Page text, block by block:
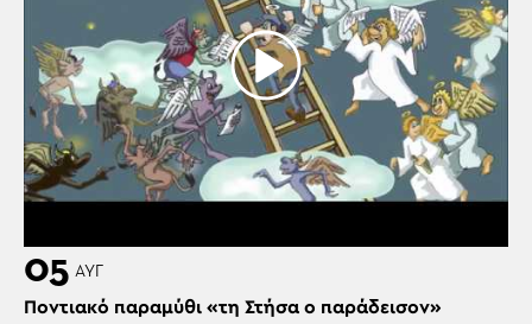
05 ΑΥΓ
Ποντιακό παραμύθι «τη Στήσα ο παράδεισον»